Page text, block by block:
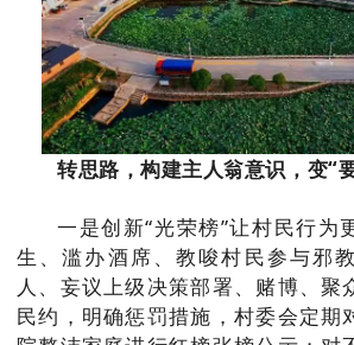
转思路，构建主人翁意识，变“
一是创新“光荣榜”让村民行为
生、滥办酒席、教唆村民参与邪
人、妄议上级决策部署、赌博、聚
民约，明确惩罚措施，村委会定期